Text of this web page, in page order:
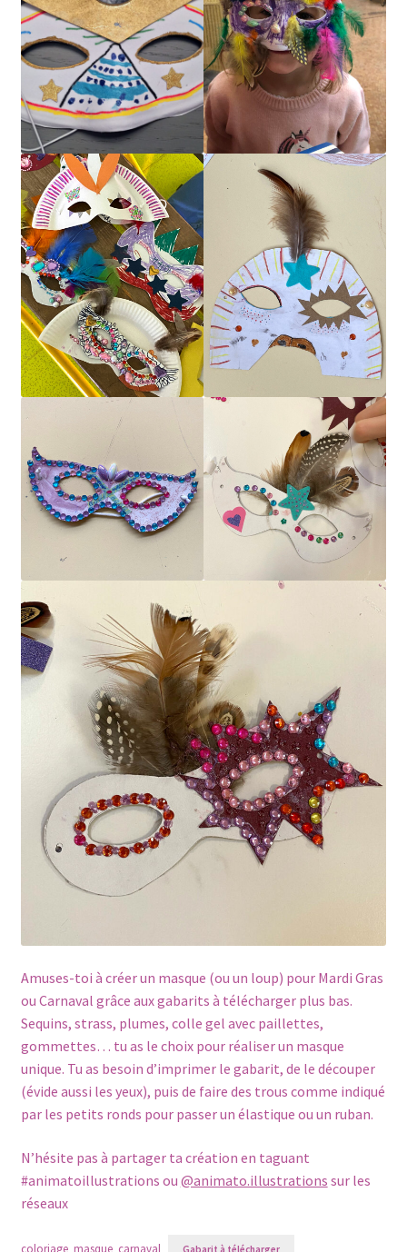
Amuses-toi à créer un masque (ou un loup) pour Mardi Gras
ou Carnaval grâce aux gabarits à télécharger plus bas.
Sequins, strass, plumes, colle gel avec paillettes,
gommettes… tu as le choix pour réaliser un masque
unique. Tu as besoin d’imprimer le gabarit, de le découper
(évide aussi les yeux), puis de faire des trous comme indiqué
par les petits ronds pour passer un élastique ou un ruban.
N’hésite pas à partager ta création en taguant
#animatoillustrations ou @animato.illustrations sur les
réseaux
coloriage_masque_carnaval